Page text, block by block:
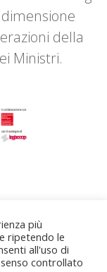
della
Ministri.
più
ripetendo le
all'uso di
controllato